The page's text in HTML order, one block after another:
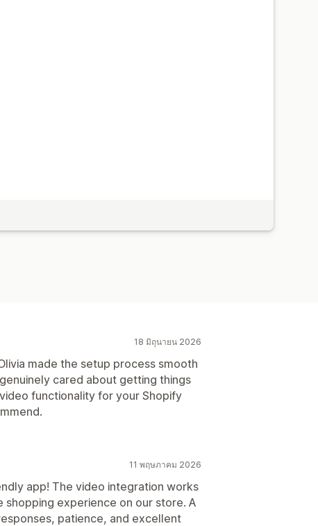
18 มิถุนายน 2026
made the setup process smooth
cared about getting things
functionality for your Shopify
11 พฤษภาคม 2026
app! The video integration works
experience on our store. A
patience, and excellent